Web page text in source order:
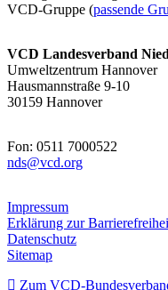
VCD-Gruppe (passende
VCD Landesverband
Umweltzentrum Hannover
Hausmannstraße 9-10
30159 Hannover
Fon: 0511 7000522
nds@vcd.org
Impressum
Erklärung zur
Datenschutz
Sitemap
Zum VCD-